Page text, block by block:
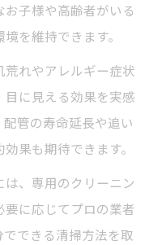
子様や高齢者がいる
を維持できます。
れやアレルギー症状
に見える効果を実感
管の寿命延長や追い
果も期待できます。
、専用のクリーニン
に応じてプロの業者
できる清掃方法を取